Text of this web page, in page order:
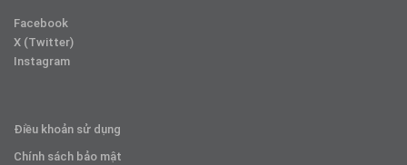
Facebook
X (Twitter)
Instagram
Điều khoản sử dụng
Chính sách bảo mật